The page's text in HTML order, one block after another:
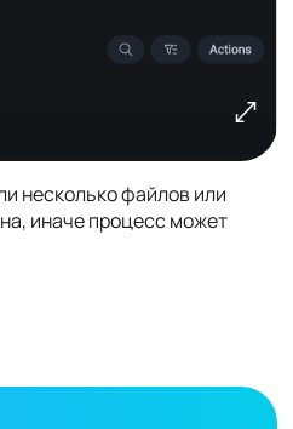
несколько файлов или
иначе процесс может